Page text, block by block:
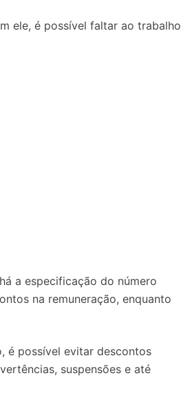
ele, é possível faltar ao trabalho
a especificação do número
na remuneração, enquanto
é possível evitar descontos
suspensões e até